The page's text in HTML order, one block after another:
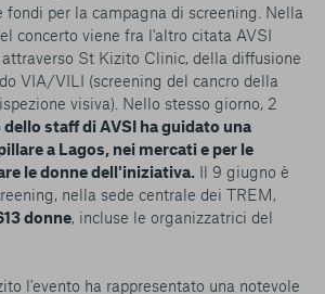
fondi per la campagna di screening. Nella
concerto viene fra l'altro citata AVSI
St Kizito Clinic, della diffusione
VIA/VILI (screening del cancro della
visiva). Nello stesso giorno, 2
staff di AVSI ha guidato una
a Lagos, nei mercati e per le
le donne dell'iniziativa. Il 9 giugno è
nella sede centrale dei TREM,
donne, incluse le organizzatrici del
l'evento ha rappresentato una notevole